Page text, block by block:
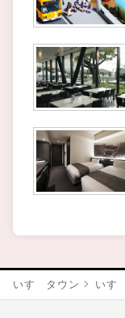
いすゞタウン いすゞ